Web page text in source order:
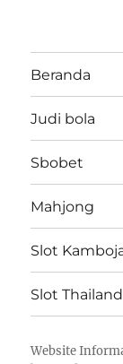
Beranda
Judi bola
Sbobet
Mahjong
Slot
Slot Thailand
Website